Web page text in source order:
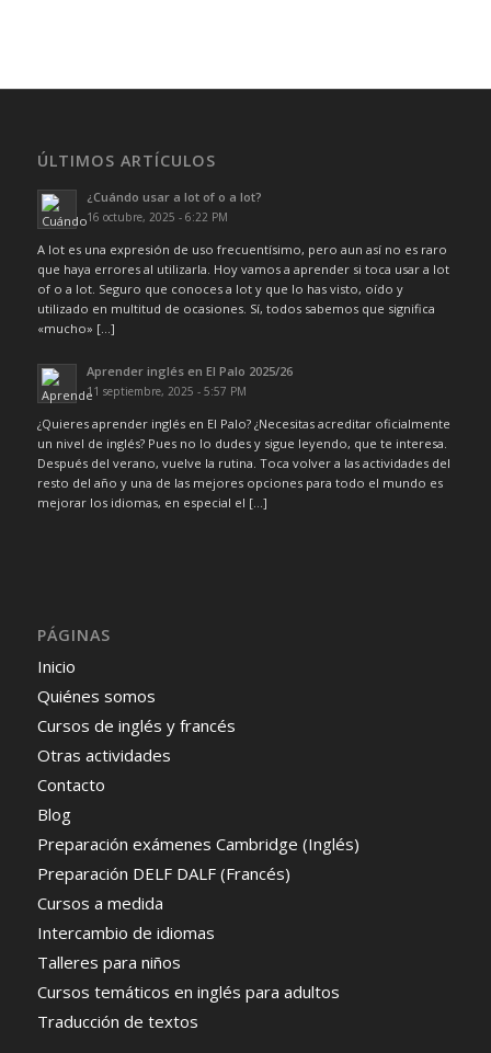
ÚLTIMOS ARTÍCULOS
¿Cuándo usar a lot of o a lot?
16 octubre, 2025 - 6:22 PM
A lot es una expresión de uso frecuentísimo, pero aun así no es raro
que haya errores al utilizarla. Hoy vamos a aprender si toca usar a lot
of o a lot. Seguro que conoces a lot y que lo has visto, oído y
utilizado en multitud de ocasiones. Sí, todos sabemos que significa
«mucho» […]
Aprender inglés en El Palo 2025/26
11 septiembre, 2025 - 5:57 PM
¿Quieres aprender inglés en El Palo? ¿Necesitas acreditar oficialmente
un nivel de inglés? Pues no lo dudes y sigue leyendo, que te interesa.
Después del verano, vuelve la rutina. Toca volver a las actividades del
resto del año y una de las mejores opciones para todo el mundo es
mejorar los idiomas, en especial el […]
PÁGINAS
Inicio
Quiénes somos
Cursos de inglés y francés
Otras actividades
Contacto
Blog
Preparación exámenes Cambridge (Inglés)
Preparación DELF DALF (Francés)
Cursos a medida
Intercambio de idiomas
Talleres para niños
Cursos temáticos en inglés para adultos
Traducción de textos